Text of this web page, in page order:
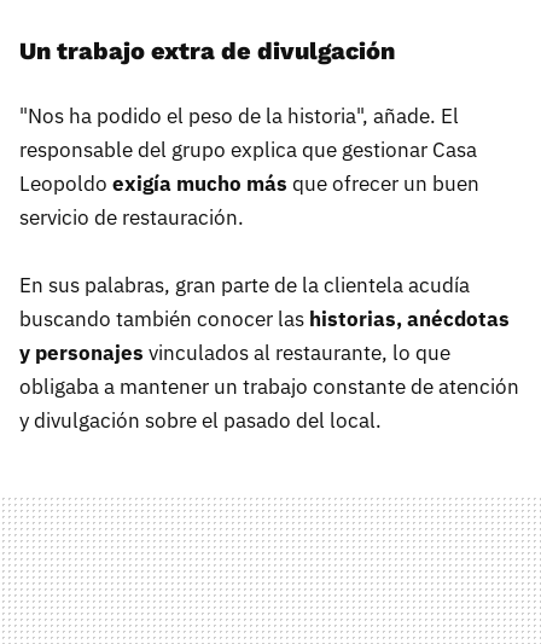
Un trabajo extra de divulgación
"Nos ha podido el peso de la historia", añade. El
responsable del grupo explica que gestionar Casa
Leopoldo exigía mucho más que ofrecer un buen
servicio de restauración.
En sus palabras, gran parte de la clientela acudía
buscando también conocer las historias, anécdotas
y personajes vinculados al restaurante, lo que
obligaba a mantener un trabajo constante de atención
y divulgación sobre el pasado del local.